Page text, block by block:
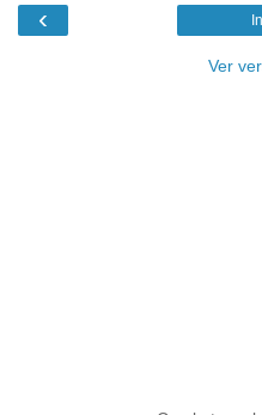
‹
Ver